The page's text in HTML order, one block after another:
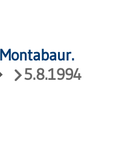
5.8.1994